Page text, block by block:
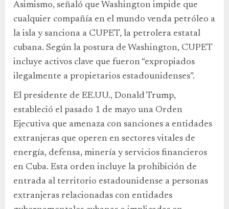
Asimismo, señaló que Washington impide que
cualquier compañía en el mundo venda petróleo a
la isla y sanciona a CUPET, la petrolera estatal
cubana. Según la postura de Washington, CUPET
incluye activos clave que fueron “expropiados
ilegalmente a propietarios estadounidenses”.
El presidente de EE.UU., Donald Trump,
estableció el pasado 1 de mayo una Orden
Ejecutiva que amenaza con sanciones a entidades
extranjeras que operen en sectores vitales de
energía, defensa, minería y servicios financieros
en Cuba. Esta orden incluye la prohibición de
entrada al territorio estadounidense a personas
extranjeras relacionadas con entidades